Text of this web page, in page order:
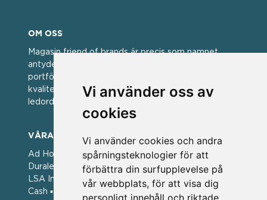
Vi använder oss av
cookies
Vi använder cookies och andra
spårningsteknologier för att
förbättra din surfupplevelse på
vår webbplats, för att visa dig
personligt innehåll och riktade
OM OSS
Magasin friend of brands är precis som namnet
antyder; en vän av varumärken. Vi har idag en stor
portfölj med välkända varumärken med hög
kvalitet. För oss har kvalitet alltid varit ett av
ledorden och som styrt vår verksamhet.
VÅRA VARUMÄRKEN
Ad Hoc ▪ Bialetti ▪ Cole & Mason ▪ Caps Me ▪
Duralex ▪ Forged ▪ G3 Ferrari ▪ Ken Hom ▪ Kilner ▪
LSA International ▪ Laguiole Style de Vie ▪ Mason
Cash ▪ Pintinox ▪ Plate-it ▪ Price and Kengsington ▪